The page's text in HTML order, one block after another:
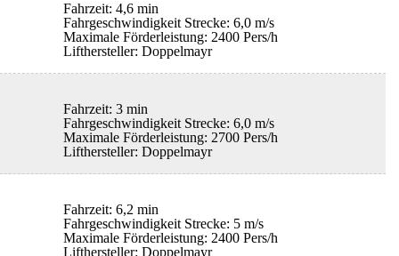
Fahrzeit: 4,6 min
Fahrgeschwindigkeit Strecke: 6,0 m/s
Maximale Förderleistung: 2400 Pers/h
Lifthersteller: Doppelmayr
Fahrzeit: 3 min
Fahrgeschwindigkeit Strecke: 6,0 m/s
Maximale Förderleistung: 2700 Pers/h
Lifthersteller: Doppelmayr
Fahrzeit: 6,2 min
Fahrgeschwindigkeit Strecke: 5 m/s
Maximale Förderleistung: 2400 Pers/h
Lifthersteller: Doppelmayr